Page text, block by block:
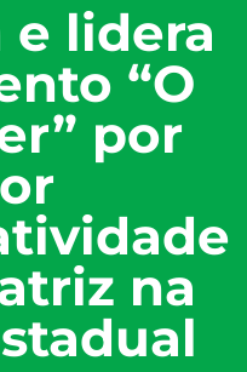
e lidera
“O
por
na